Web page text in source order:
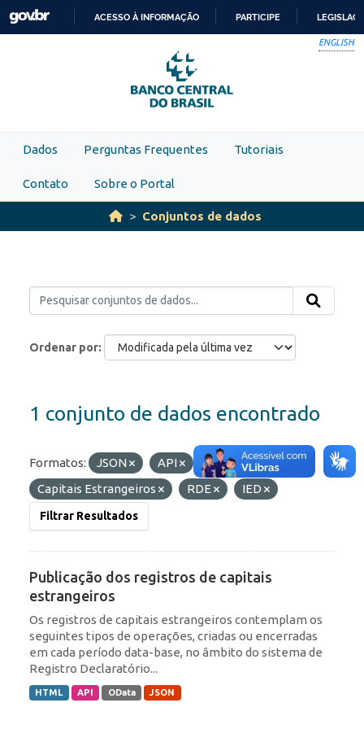
Skip to main content
PARA
O
CONTEÚDO
ACESSO À INFORMAÇÃO PARTICIPE
ENGLISH
Dados Perguntas Frequentes Tutoriais
Contato Sobre o Portal
Conjuntos de dados
Ordenar por
1 conjunto de dados encontrado
Formatos: JSON API Etiquetas:
ROF
Capitais Estrangeiros
RDE IED
Filtrar Resultados
Publicação dos registros de capitais
estrangeiros
Os registros de capitais estrangeiros contemplam os
seguintes tipos de operações, criadas ou encerradas
em cada período data-base, no âmbito do sistema de
Registro Declaratório...
HTML API OData JSON